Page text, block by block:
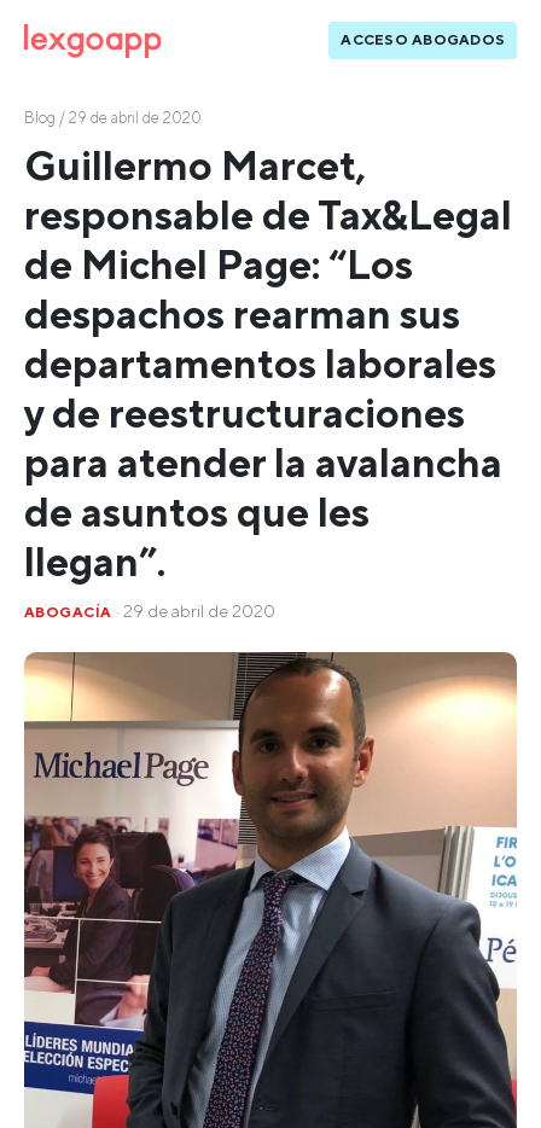
ACCESO ABOGADOS
Blog / 29 de abril de 2020
Guillermo Marcet,
responsable de Tax&Legal
de Michel Page: “Los
despachos rearman sus
departamentos laborales
y de reestructuraciones
para atender la avalancha
de asuntos que les
llegan”.
ABOGACÍA · 29 de abril de 2020